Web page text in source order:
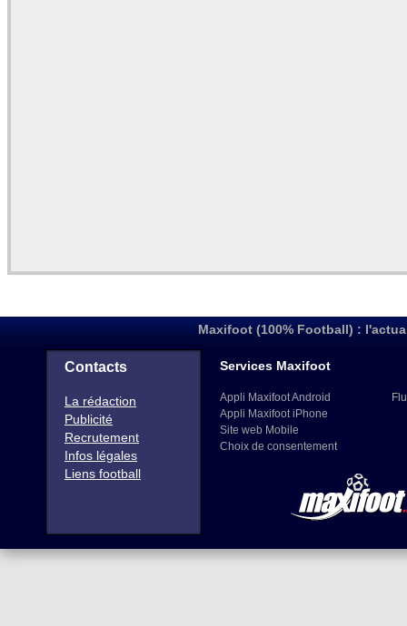
Maxifoot (100% Football) :
Contacts
La rédaction
Publicité
Recrutement
Infos légales
Liens football
Services Maxifoot
Appli Maxifoot Android
Appli Maxifoot iPhone
Site web Mobile
Choix de consentement